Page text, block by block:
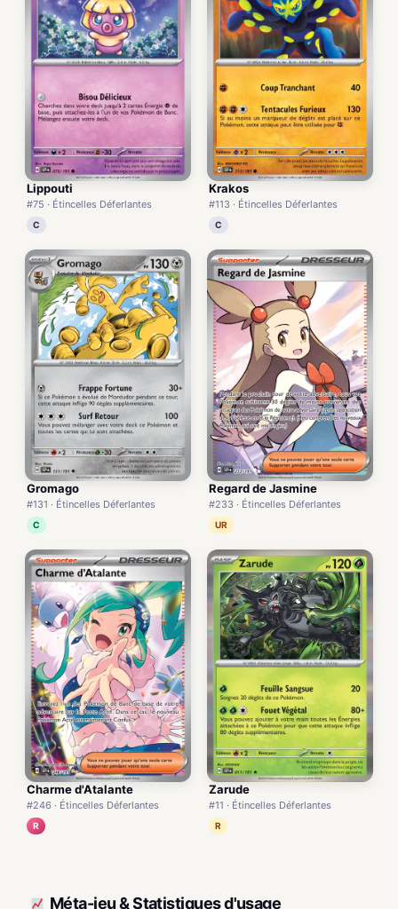
Lippouti
#75 · Étincelles Déferlantes
C
Krakos
#113 · Étincelles Déferlantes
C
Gromago
#131 · Étincelles Déferlantes
C
Regard de Jasmine
#233 · Étincelles Déferlantes
UR
Charme d'Atalante
#246 · Étincelles Déferlantes
R
Zarude
#11 · Étincelles Déferlantes
R
Méta-jeu & Statistiques d'usage